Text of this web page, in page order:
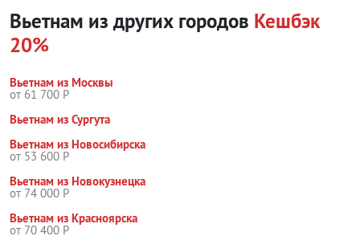
Вьетнам из других городов Кешбэк
20%
Вьетнам из Москвы
от 61 700 Р
Вьетнам из Сургута
Вьетнам из Новосибирска
от 53 600 Р
Вьетнам из Новокузнецка
от 74 000 Р
Вьетнам из Красноярска
от 70 400 Р